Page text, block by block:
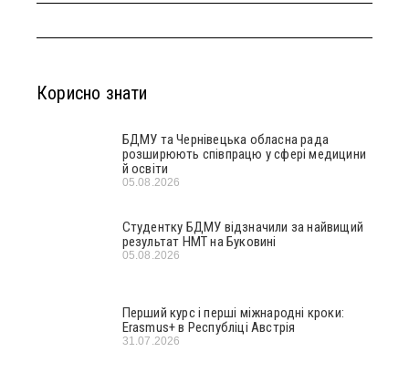
Корисно знати
БДМУ та Чернівецька обласна рада
розширюють співпрацю у сфері медицини
й освіти
05.08.2026
Студентку БДМУ відзначили за найвищий
результат НМТ на Буковині
05.08.2026
Перший курс і перші міжнародні кроки:
Erasmus+ в Республіці Австрія
31.07.2026